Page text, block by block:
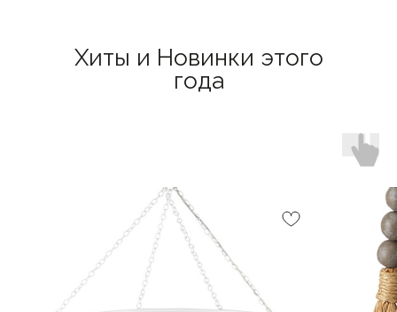
Хиты и Новинки этого
года